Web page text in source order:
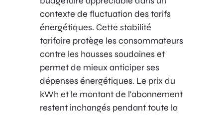
contexte de fluctuation des tarifs
énergétiques. Cette stabilité
tarifaire protège les consommateurs
contre les hausses soudaines et
permet de mieux anticiper ses
dépenses énergétiques. Le prix du
kWh et le montant de l'abonnement
restent inchangés pendant toute la